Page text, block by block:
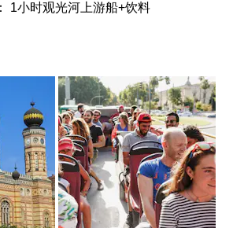
1小时观光河上游船+饮料